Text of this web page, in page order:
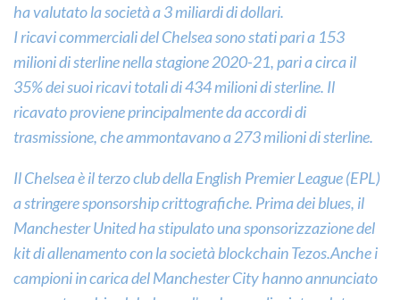
ha valutato la società a 3 miliardi di dollari.
I ricavi commerciali del Chelsea sono stati pari a 153
milioni di sterline nella stagione 2020-21, pari a circa il
35% dei suoi ricavi totali di 434 milioni di sterline. Il
ricavato proviene principalmente da accordi di
trasmissione, che ammontavano a 273 milioni di sterline.
Il Chelsea è il terzo club della English Premier League (EPL)
a stringere sponsorship crittografiche. Prima dei blues, il
Manchester United ha stipulato una sponsorizzazione del
kit di allenamento con la società blockchain Tezos.Anche i
campioni in carica del Manchester City hanno annunciato